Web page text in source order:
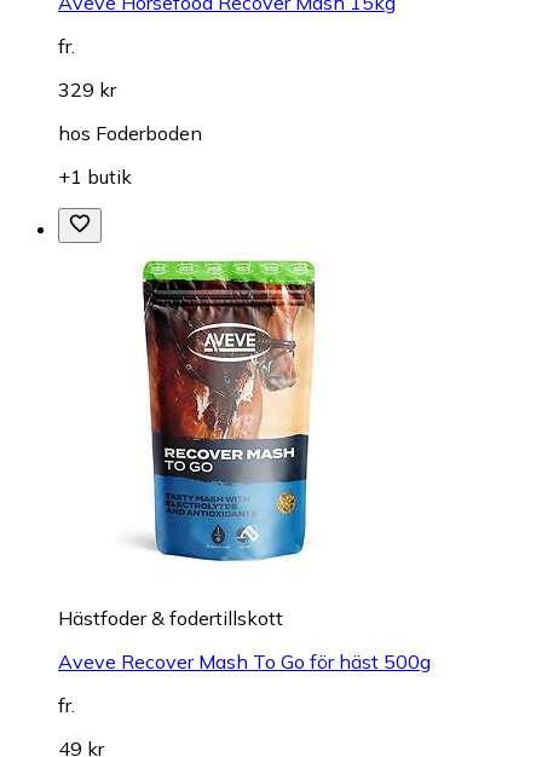
fr.
329 kr
hos Foderboden
+1 butik
Hästfoder & fodertillskott
Aveve Recover Mash To Go för häst 500g
fr.
49 kr